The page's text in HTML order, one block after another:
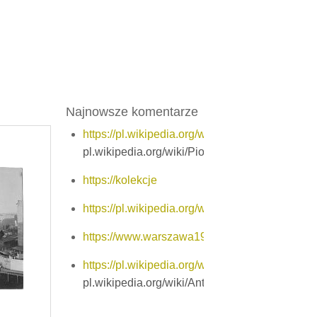
Najnowsze komentarze
https://pl.wikipedia.org/wiki
pl.wikipedia.org/wiki/Piotr_Dudziński_(lotnik)
https://kolekcje
https://pl.wikipedia.org/wiki
https://www.warszawa1939.pl
https://pl.wikipedia.org/wiki
pl.wikipedia.org/wiki/Antoni_Malecki_(biskup)